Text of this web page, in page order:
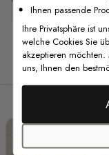
Ihnen passende
Ihre Privatsphäre ist
welche Cookies Sie
akzeptieren
uns, Ihnen den